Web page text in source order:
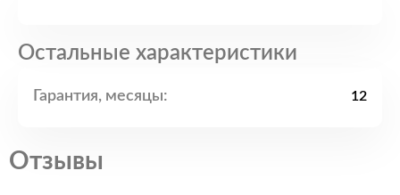
Остальные характеристики
Гарантия, месяцы: 12
Отзывы